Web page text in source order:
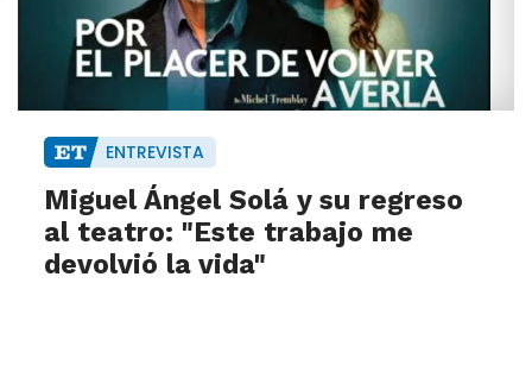
ENTREVISTA
Miguel Ángel Solá y su regreso
al teatro: "Este trabajo me
devolvió la vida"